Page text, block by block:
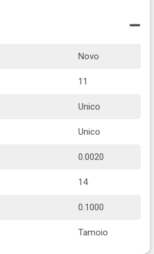
Novo
11
Unico
Unico
0.0020
14
0.1000
Tamoio